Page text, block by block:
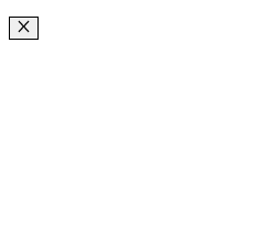
Schließen